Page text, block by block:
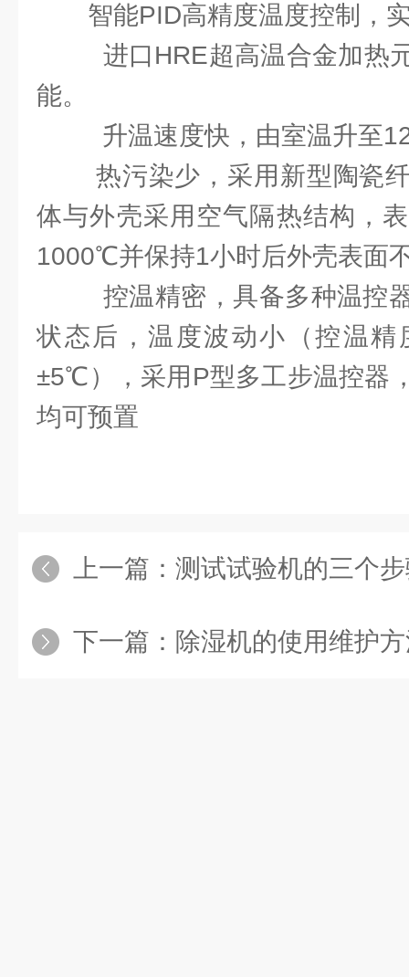
智能PID高精度温度控制，
进口HRE超高温合金加热
能。
升温速度快，由室温升至
热污染少，采用新型陶瓷
体与外壳采用空气隔热结构，
1000℃并保持1小时后外壳表面
控温精密，具备多种温控
状态后，温度波动小（控温
±5℃），采用P型多工步温控器
均可预置
上一篇： 测试试验机的三个
下一篇： 除湿机的使用维护